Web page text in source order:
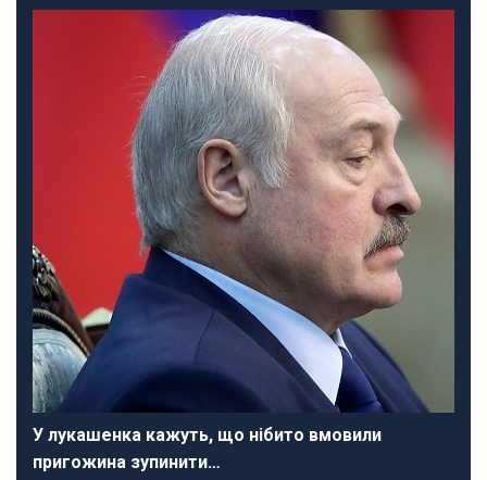
У лукашенка кажуть, що нібито вмовили
пригожина зупинити…